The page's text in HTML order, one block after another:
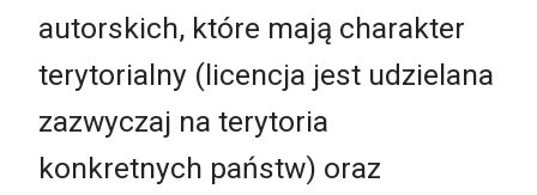
autorskich, które mają charakter
terytorialny (licencja jest udzielana
zazwyczaj na terytoria
konkretnych państw) oraz